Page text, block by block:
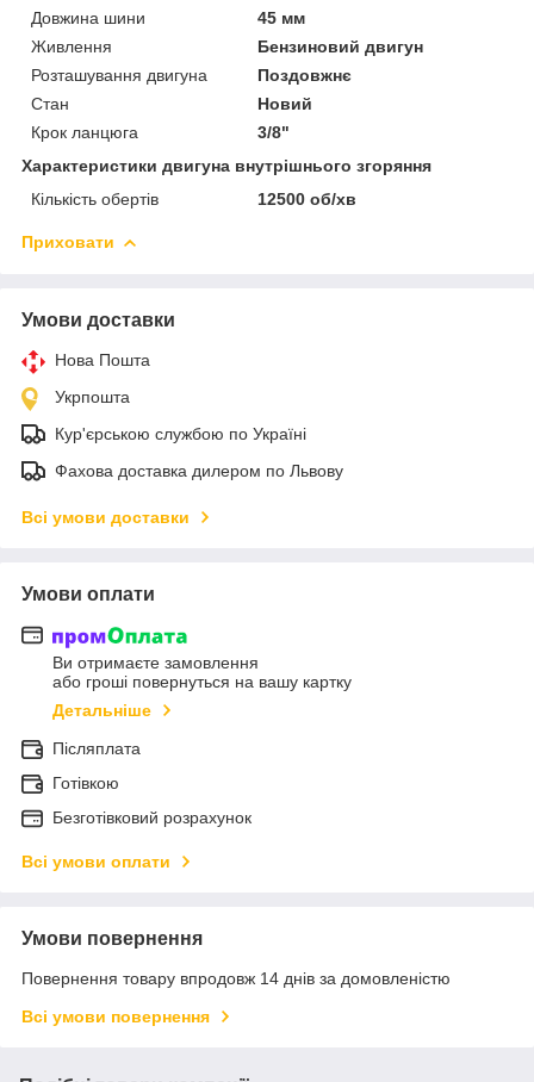
Довжина шини
45 мм
Живлення
Бензиновий двигун
Розташування двигуна
Поздовжнє
Стан
Новий
Крок ланцюга
3/8"
Характеристики двигуна внутрішнього згоряння
Кількість обертів
12500 об/хв
Приховати
Умови доставки
Нова Пошта
Укрпошта
Кур'єрською службою по Україні
Фахова доставка дилером по Львову
Всі умови доставки
Умови оплати
Ви отримаєте замовлення
або гроші повернуться на вашу картку
Детальніше
Післяплата
Готівкою
Безготівковий розрахунок
Всі умови оплати
Умови повернення
Повернення товару впродовж 14 днів за домовленістю
Всі умови повернення